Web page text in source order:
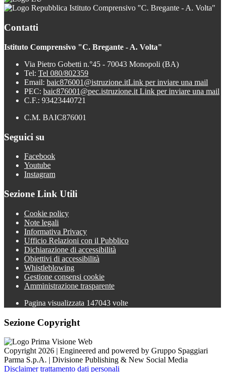
Istituto Comprensivo "C. Bregante - A. Volta"
Contatti
Istituto Comprensivo "C. Bregante - A. Volta"
Via Pietro Gobetti n.°45 - 70043 Monopoli (BA)
Tel: Tel 080/802359
Email: baic876001@istruzione.itLink per inviare una mail
PEC: baic876001@pec.istruzione.it Link per inviare una mail
C.F.: 93423440721
C.M. BAIC876001
Seguici su
Facebook
Youtube
Instagram
Sezione Link Utili
Cookie policy
Note legali
Informativa Privacy
Ufficio Relazioni con il Pubblico
Dichiarazione di accessibilità
Obiettivi di accessibilità
Whistleblowing
Gestione consensi cookie
Amministrazione trasparente
Pagina visualizzata 147043 volte
Sezione Copyright
Copyright 2026 | Engineered and powered by Gruppo Spaggiari
Parma S.p.A. | Divisione Publishing & New Social Media
Disclaimer trattamento dati personali